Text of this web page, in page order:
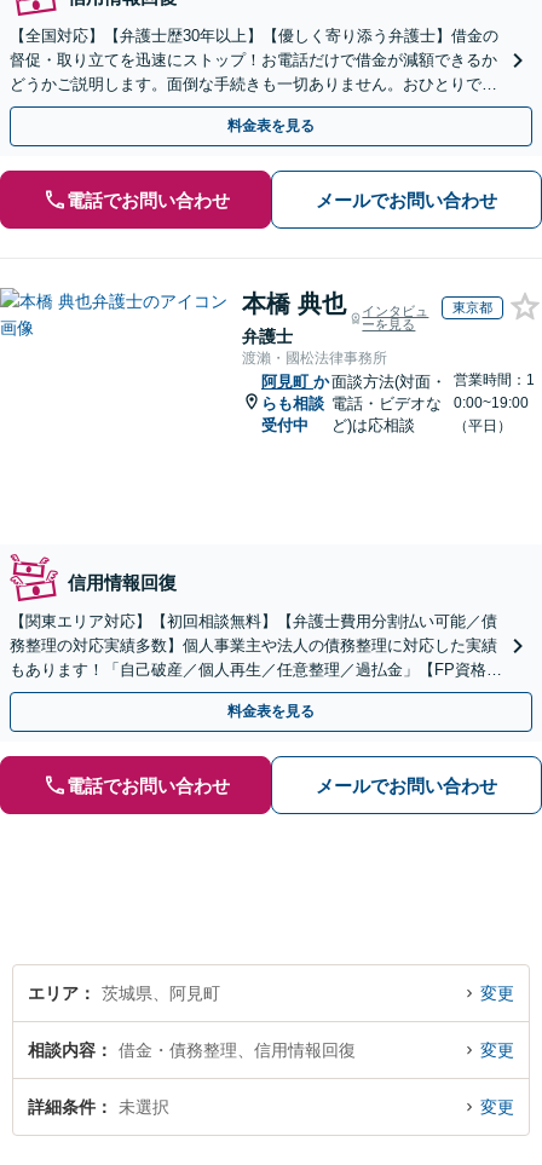
【全国対応】【弁護士歴30年以上】【優しく寄り添う弁護士】借金の
督促・取り立てを迅速にストップ！お電話だけで借金が減額できるか
どうかご説明します。面倒な手続きも一切ありません。おひとりで悩
まず、お気軽にご相談ください。【電話相談可】
料金表を見る
電話でお問い合わせ メールでお問い合わせ
本橋 典也
弁護士
インタビュ
ーを見る
東京都
渡瀨・國松法律事務所
阿見町 か
らも相談
受付中
面談方法(対面・
電話・ビデオな
ど)は応相談
営業時間：1
0:00~19:00
（平日）
信用情報回復
【関東エリア対応】【初回相談無料】【弁護士費用分割払い可能／債
務整理の対応実績多数】個人事業主や法人の債務整理に対応した実績
もあります！「自己破産／個人再生／任意整理／過払金」【FP資格あ
り／家計管理も万全に】
料金表を見る
電話でお問い合わせ メールでお問い合わせ
エリア 茨城県、阿見町 変更
相談内容 借金・債務整理、信用情報回復 変更
詳細条件 未選択 変更